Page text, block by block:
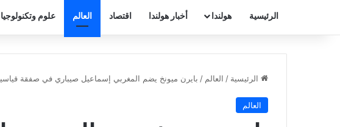
الرئيسية هولندا أخبار هولندا اقتصاد العالم علوم وتكنولوجيا
الرئيسية / العالم / بايرن ميونخ يضم المغربي إسماعيل صيباري في صفقة
العالم